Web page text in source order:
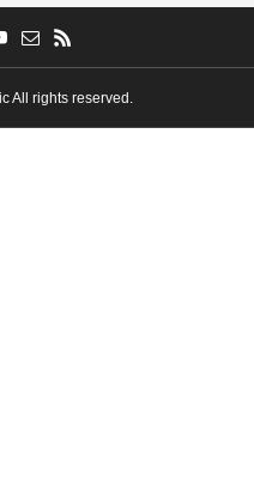
All rights reserved.